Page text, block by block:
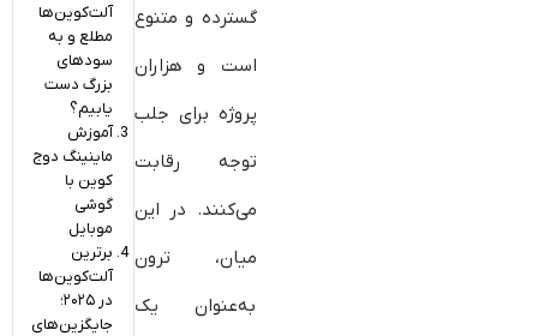
گسترده و متنوع
است و هزاران
پروژه برای جلب
توجه رقابت
می‌کنند. در این
میان، ترون
به‌عنوان یک
آلت‌کوین‌ها
مطلع و به
سودهای
بزرگ دست
یابیم؟
آموزش
ماینینگ دوج
کوین با
گوشی
موبایل
برترین
آلت‌کوین‌ها
در ۲۰۲۵؛
جایگزین‌های